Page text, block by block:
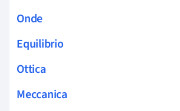
Onde
Equilibrio
Ottica
Meccanica